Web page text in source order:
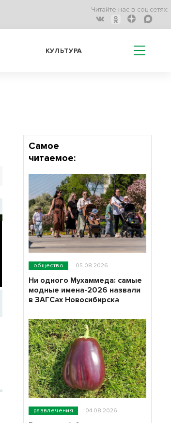
Читайте нас в соц.сетях:
КУЛЬТУРА
Самое
читаемое:
общество 05.08.2026
Ни одного Мухаммеда: самые
модные имена-2026 назвали
в ЗАГСах Новосибирска
развлечения 04.08.2026